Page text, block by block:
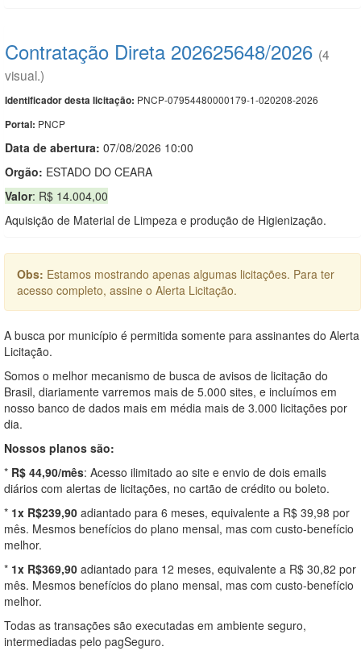
Contratação Direta 202625648/2026 (4
visual.)
Identificador desta licitação: PNCP-07954480000179-1-020208-2026
Portal: PNCP
Data de abertura: 07/08/2026 10:00
Orgão: ESTADO DO CEARA
Valor: R$ 14.004,00
Aquisição de Material de Limpeza e produção de Higienização.
Obs: Estamos mostrando apenas algumas licitações. Para ter
acesso completo, assine o Alerta Licitação.
A busca por município é permitida somente para assinantes do Alerta
Licitação.
Somos o melhor mecanismo de busca de avisos de licitação do
Brasil, diariamente varremos mais de 5.000 sites, e incluímos em
nosso banco de dados mais em média mais de 3.000 licitações por
dia.
Nossos planos são:
* R$ 44,90/mês: Acesso ilimitado ao site e envio de dois emails
diários com alertas de licitações, no cartão de crédito ou boleto.
* 1x R$239,90 adiantado para 6 meses, equivalente a R$ 39,98 por
mês. Mesmos benefícios do plano mensal, mas com custo-benefício
melhor.
* 1x R$369,90 adiantado para 12 meses, equivalente a R$ 30,82 por
mês. Mesmos benefícios do plano mensal, mas com custo-benefício
melhor.
Todas as transações são executadas em ambiente seguro,
intermediadas pelo pagSeguro.